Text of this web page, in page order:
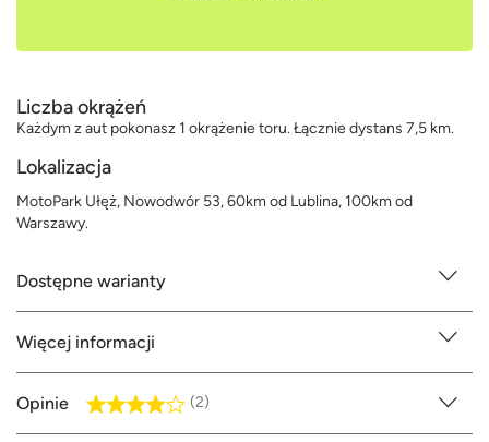
Liczba okrążeń
Każdym z aut pokonasz 1 okrążenie toru. Łącznie dystans 7,5 km.
Lokalizacja
MotoPark Ułęż, Nowodwór 53, 60km od Lublina, 100km od
Warszawy.
Dostępne warianty
Więcej informacji
Opinie (2)